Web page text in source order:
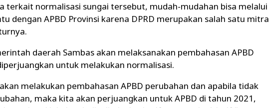
terkait normalisasi sungai tersebut, mudah-mudahan bisa melalui
dengan APBD Provinsi karena DPRD merupakan salah satu mitra
daerah Sambas akan melaksanakan pembahasan APBD
untuk melakukan normalisasi.
melakukan pembahasan APBD perubahan dan apabila tidak
maka kita akan perjuangkan untuk APBD di tahun 2021,